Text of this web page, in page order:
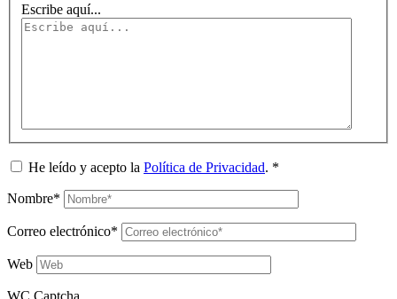
Escribe aquí...
He leído y acepto la Política de Privacidad. *
Nombre*
Correo electrónico*
Web
WC Captcha